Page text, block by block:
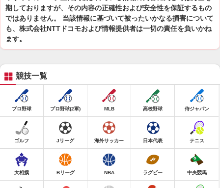
期しておりますが、その内容の正確性および安全性を保証するもの
ではありません。 当該情報に基づいて被ったいかなる損害について
も、株式会社NTTドコモおよび情報提供者は一切の責任を負いかね
ます。
競技一覧
プロ野球 プロ野球(2軍) MLB 高校野球 侍ジャパン
ゴルフ Jリーグ 海外サッカー 日本代表 テニス
大相撲 Bリーグ NBA ラグビー 中央競馬